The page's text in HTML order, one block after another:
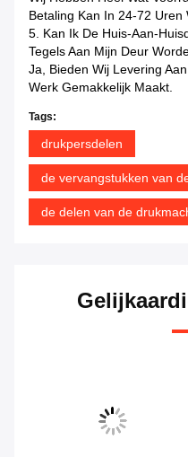
Betaling Kan In 24-72 Uren
5. Kan Ik De Huis-Aan-
Tegels Aan Mijn Deur
Ja, Bieden Wij Levering
Werk Gemakkelijk Maakt.
Tags:
drukpersdelen
de vervangstukken van
de delen van de